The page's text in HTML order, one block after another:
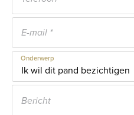
Onderwerp